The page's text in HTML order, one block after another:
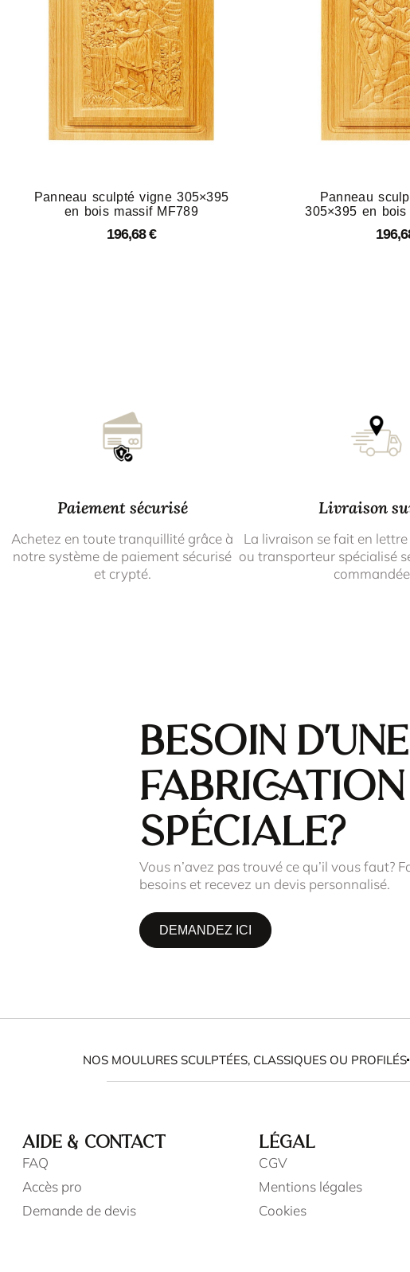
Panneau sculpté vigne 305×395
en bois massif MF789
196,68€
Panneau
305×395 en
Paiement sécurisé
Achetez en toute tranquillité grâce à
notre système de paiement sécurisé
et crypté.
Livraison
La livraison se fait en
ou transporteur spécialisé
Besoin d'une
fabrication
spéciale?
Vous n’avez pas trouvé ce qu’il vous faut?
besoins et recevez un devis personnalisé.
DEMANDEZ ICI
NOS MOULURES SCULPTÉES, CLASSIQUES OU PROFILÉS
AIDE & CONTACT
FAQ
Accès pro
Demande de devis
LÉGAL
CGV
Mentions légales
Cookies